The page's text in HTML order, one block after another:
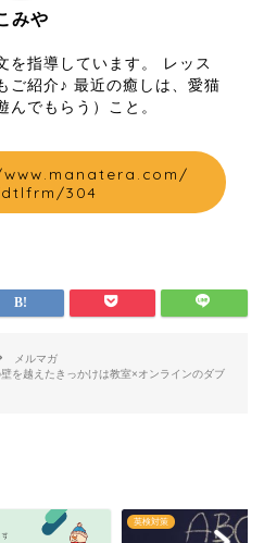
みや
を指導しています。 レッス
ご紹介♪ 最近の癒しは、愛猫
んでもらう）こと。
304
メルマガ
を越えたきっかけは教室×オンラインのダブ
講師ブログ